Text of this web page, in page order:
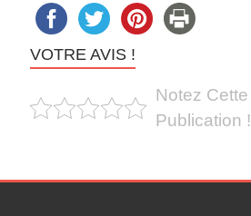
VOTRE AVIS !
Notez Cette
Publication !